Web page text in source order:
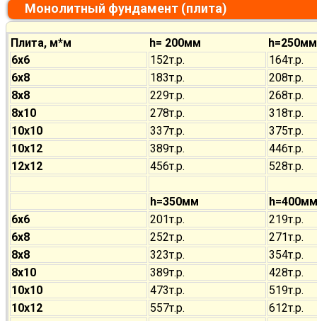
Монолитный фундамент (плита)
Плита, м*м h= 200мм
h=250мм
6х6
152т.р.
164т.р.
6х8
183т.р.
208т.р.
8х8
229т.р.
268т.р.
8х10
278т.р.
318т.р.
10х10
337т.р.
375т.р.
10х12
389т.р.
446т.р.
12х12
456т.р. 528т.р.
h=350мм
h=400мм
6х6
201т.р.
219т.р.
6х8
252т.р.
271т.р.
8х8
323т.р.
354т.р.
8х10
389т.р.
428т.р.
10х10
473т.р.
519т.р.
10х12
557т.р.
612т.р.